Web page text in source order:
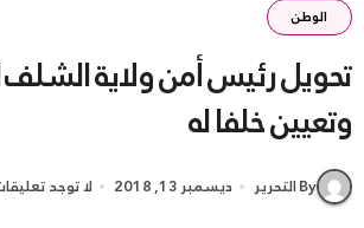
الوطن
تحويل رئيس أمن ولاية
وتعيين خلفا له
By التحرير ديسمبر 13, 2018 لا توجد